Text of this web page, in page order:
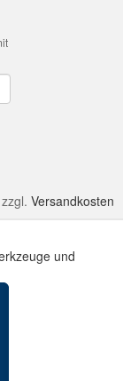
Versandkosten
und